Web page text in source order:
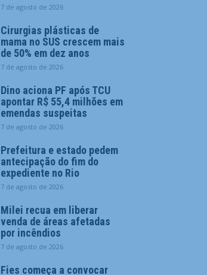
7 de agosto de 2026
Cirurgias plásticas de
mama no SUS crescem mais
de 50% em dez anos
7 de agosto de 2026
Dino aciona PF após TCU
apontar R$ 55,4 milhões em
emendas suspeitas
7 de agosto de 2026
Prefeitura e estado pedem
antecipação do fim do
expediente no Rio
7 de agosto de 2026
Milei recua em liberar
venda de áreas afetadas
por incêndios
7 de agosto de 2026
Fies começa a convocar